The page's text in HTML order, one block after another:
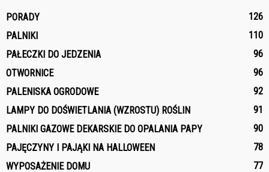
PORADY
126
PALNIKI
110
PAŁECZKI DO JEDZENIA
96
OTWORNICE
96
PALENISKA OGRODOWE
92
LAMPY DO DOŚWIETLANIA (WZROSTU) ROŚLIN
91
PALNIKI GAZOWE DEKARSKIE DO OPALANIA PAPY
90
PAJĘCZYNY I PAJĄKI NA HALLOWEEN
78
WYPOSAŻENIE DOMU
77